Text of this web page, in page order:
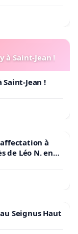
à Saint-Jean !
Jean !
à
de Léo N. en
Seignus Haut